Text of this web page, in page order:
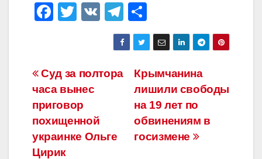
F
e
b
o
o
k
T
er
V
T
el
e
gr
m
тп
р
а
в
и
ть
Навигация
по
записям
Крымчанина
лишили свободы
на 19 лет по
обвинениям в
госизмене
Суд за полтора
часа вынес
приговор
похищенной
украинке Ольге
Цирик